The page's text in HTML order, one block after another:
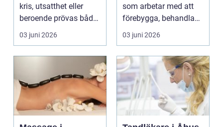
kris, utsatthet eller
beroende prövas både
yrkesrollen o...
03 juni 2026
som arbetar med att
förebygga, behandla
och lindra problem...
03 juni 2026